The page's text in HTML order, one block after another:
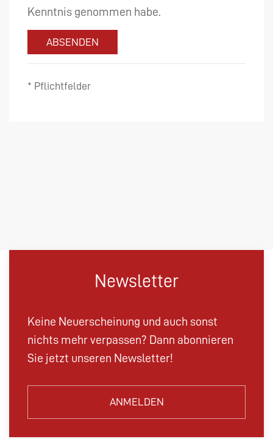
Kenntnis genommen habe.
ABSENDEN
* Pflichtfelder
Newsletter
Keine Neuerscheinung und auch sonst
nichts mehr verpassen? Dann abonnieren
Sie jetzt unseren Newsletter!
ANMELDEN